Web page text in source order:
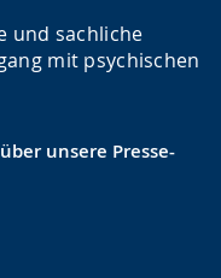
und sachliche
mit psychischen
unsere Presse-